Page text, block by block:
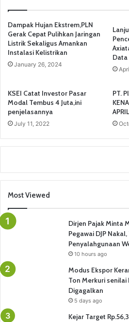
Dampak Hujan Ekstrem,PLN
Gerak Cepat Pulihkan Jaringan
Listrik Sekaligus Amankan
Instalasi Kelistrikan
January 26, 2024
Data
KSEI Catat Investor Pasar
Modal Tembus 4 Juta,ini
penjelasannya
July 11, 2022
PT.
Most Viewed
Dirjen Pajak Minta
Pegawai DJP
Penyalahgunaan
10 hours ago
Modus Ekspor
Ton Merkuri senilai
Digagalkan
5 days ago
Kejar Target